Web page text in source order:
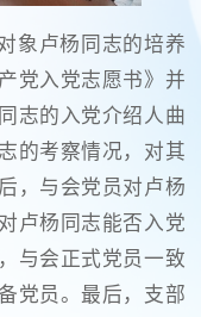
象卢杨同志的培养
党入党志愿书》并
志的入党介绍人曲
的考察情况，对其
，与会党员对卢杨
卢杨同志能否入党
与会正式党员一致
党员。最后，支部